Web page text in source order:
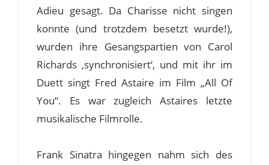
Adieu gesagt. Da Charisse nicht singen
konnte (und trotzdem besetzt wurde!),
wurden ihre Gesangspartien von Carol
Richards ‚synchronisiert‘, und mit ihr im
Duett singt Fred Astaire im Film „All Of
You“. Es war zugleich Astaires letzte
musikalische Filmrolle.
Frank Sinatra hingegen nahm sich des